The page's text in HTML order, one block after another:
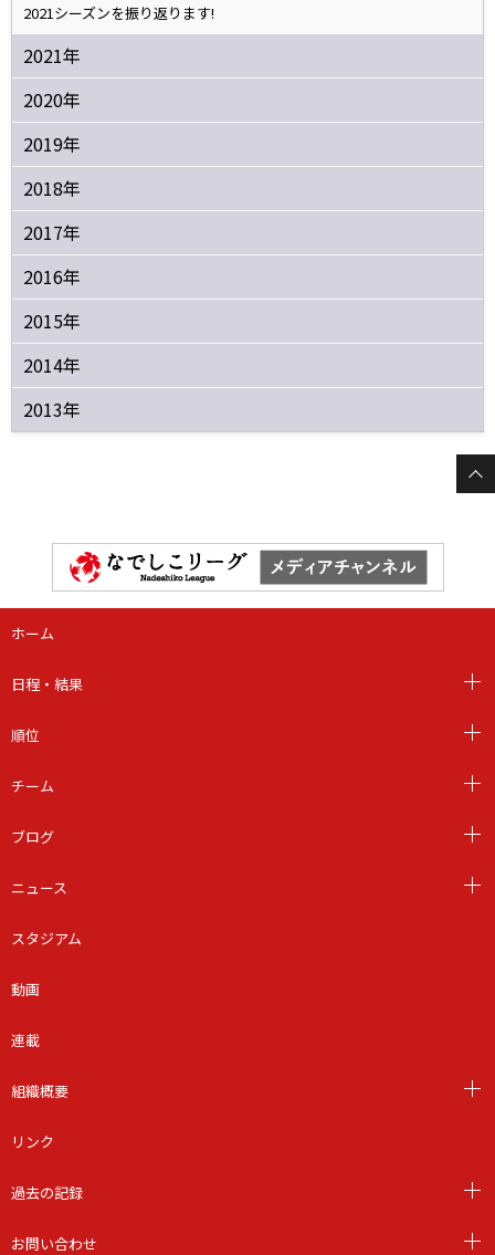
2021シーズンを振り返ります!
2021年
2020年
2019年
2018年
2017年
2016年
2015年
2014年
2013年
ホーム
日程・結果
順位
チーム
ブログ
ニュース
スタジアム
動画
連載
組織概要
リンク
過去の記録
お問い合わせ